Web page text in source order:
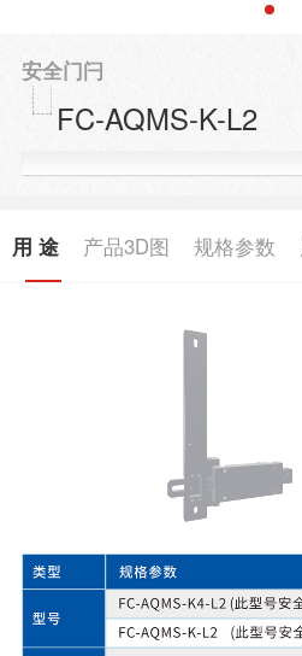
安全门闩
FC-AQMS-K-L2
用 途 产品3D图 规格参数